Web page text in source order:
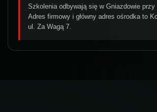
Szkolenia odbywają się w Gniazdowie przy
Adres firmowy i główny adres ośrodka to
ul. Za Wagą 7.